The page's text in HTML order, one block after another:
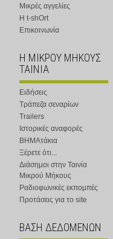
Μικρές αγγελίες
Η t-shOrt
Επικοινωνία
Η ΜΙΚΡΟΥ ΜΗΚΟΥΣ
ΤΑΙΝΙΑ
Ειδήσεις
Τράπεζα σεναρίων
Trailers
Ιστορικές αναφορές
ΒΗΜΑτάκια
Ξέρετε ότι...
Διάσημοι στην Ταινία
Μικρού Μήκους
Ραδιοφωνικές εκπομπές
Προτάσεις για το site
ΒΑΣΗ ΔΕΔΟΜΕΝΩΝ